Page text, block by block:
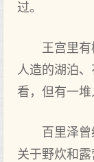
过。
王宫里有
人造的湖泊
看，但有一堆
百里泽
关于野炊和露